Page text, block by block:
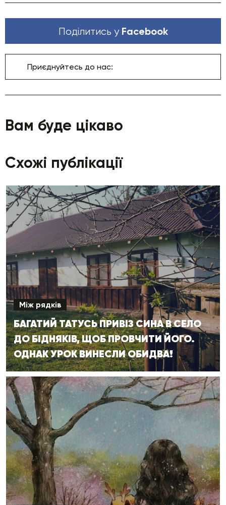
Поділитись у Facebook
Приєднуйтесь до нас:
Вам буде цікаво
Схожі публікації
Між рядків
БАГАТИЙ ТАТУСЬ ПРИВІЗ СИНА В СЕЛО
ДО БІДНЯКІВ, ЩОБ ПРОВЧИТИ ЙОГО.
ОДНАК УРОК ВИНЕСЛИ ОБИДВА!